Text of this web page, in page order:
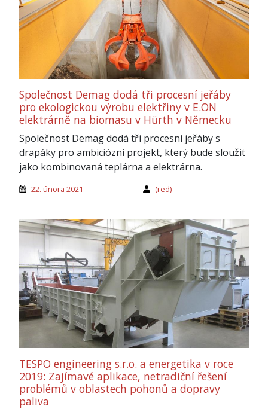
Společnost Demag dodá tři procesní jeřáby
pro ekologickou výrobu elektřiny v E.ON
elektrárně na biomasu v Hürth v Německu
Společnost Demag dodá tři procesní jeřáby s
drapáky pro ambiciózní projekt, který bude sloužit
jako kombinovaná teplárna a elektrárna.
22. února 2021 (red)
TESPO engineering s.r.o. a energetika v roce
2019: Zajímavé aplikace, netradiční řešení
problémů v oblastech pohonů a dopravy
paliva